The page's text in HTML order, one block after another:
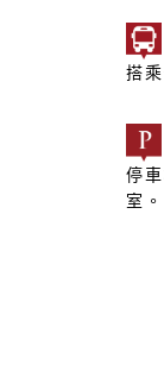
搭
停
室。